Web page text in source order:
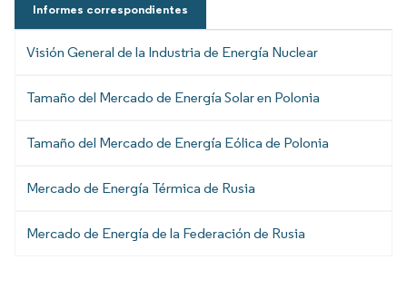
Informes correspondientes
Visión General de la Industria de Energía Nuclear
Tamaño del Mercado de Energía Solar en Polonia
Tamaño del Mercado de Energía Eólica de Polonia
Mercado de Energía Térmica de Rusia
Mercado de Energía de la Federación de Rusia